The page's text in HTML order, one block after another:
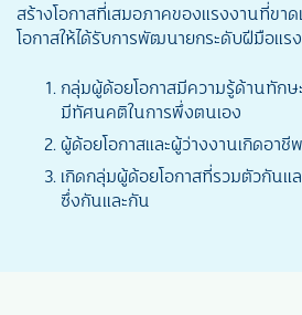
สร้างโอกาสที่เสมอภาคของแรงงานที่ข
โอกาสให้ได้รับการพัฒนายกระดับฝีมือแ
กลุ่มผู้ด้อยโอกาสมีความรู้ด้านทักษ
มีทัศนคติในการพึ่งตนเอง
ผู้ด้อยโอกาสและผู้ว่างงานเกิดอาชี
เกิดกลุ่มผู้ด้อยโอกาสที่รวมตัวกันแ
ซึ่งกันและกัน